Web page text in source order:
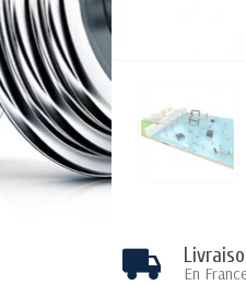
En